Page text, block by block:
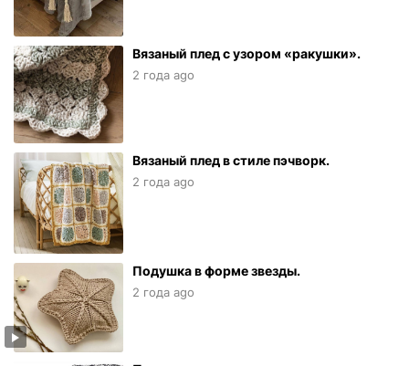
Вязаный плед с узором «ракушки».
2 года ago
Вязаный плед в стиле пэчворк.
2 года ago
Подушка в форме звезды.
2 года ago